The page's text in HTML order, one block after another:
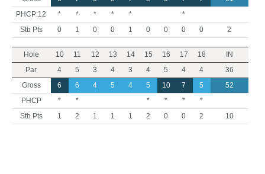
PHCP:12
* * * * *
*
Stb Pts
0 1 0 0 1 0 0 0 0 2
Hole 10 11 12 13 14 15 16 17 18
IN
Par
4 5 3 4 3 4 5 4 4
36
Gross
6 6 4 5 4 5 10 7 5
52
PHCP
* * * * *
*
Stb Pts
1 2 1 1 1 2 0 0 2 10